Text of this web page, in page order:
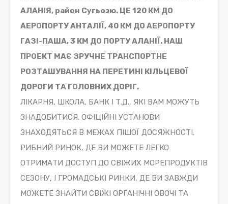
АЛАНІЯ, район Сугьозю. ЦЕ 120 КМ ДО
АЕРОПОРТУ АНТАЛІЇ, 40 КМ ДО АЕРОПОРТУ
ГАЗІ-ПАША, 3 КМ ДО ПОРТУ АЛАНІЇ. НАШ
ПРОЕКТ МАЄ ЗРУЧНЕ ТРАНСПОРТНЕ
РОЗТАШУВАННЯ НА ПЕРЕТИНІ КІЛЬЦЕВОЇ
ДОРОГИ ТА ГОЛОВНИХ ДОРІГ.
ЛІКАРНЯ, ШКОЛА, БАНК І Т.Д., ЯКІ ВАМ МОЖУТЬ
ЗНАДОБИТИСЯ. ОФІЦІЙНІ УСТАНОВИ
ЗНАХОДЯТЬСЯ В МЕЖАХ ПІШОЇ ДОСЯЖНОСТІ.
РИБНИЙ РИНОК, ДЕ ВИ МОЖЕТЕ ЛЕГКО
ОТРИМАТИ ДОСТУП ДО СВІЖИХ МОРЕПРОДУКТІВ
СЕЗОНУ, І ГРОМАДСЬКІ РИНКИ, ДЕ ВИ ЗАВЖДИ
МОЖЕТЕ ЗНАЙТИ СВІЖІ ОРГАНІЧНІ ОВОЧІ ТА